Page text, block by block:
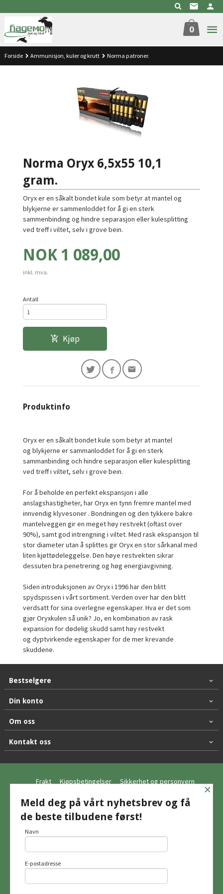
til
innholdet
0
Forside Ammunisjon, kuler og krutt Norma patroner.
Norma Oryx 6,5x55 10,1
gram.
Oryx er en såkalt bondet kule som betyr at mantel og
blykjerne er sammenloddet for å gi en sterk
sammenbinding og hindre separasjon eller kulesplitting
ved treff i viltet, selv i grove bein.
Pris
NOK 1 089,00
inkl. mva.
Antall
Kjøp
Produktinfo
Oryx er en såkalt bondet kule som betyr at mantel
og blykjerne er sammanloddet for å gi en sterk
sammanbinding och hindre separasjon eller kulesplitting
ved treff i viltet, selv i grove bein.
For å beholde en perfekt ekspansjon i alle
anslagshastigheter, har Oryx en tynn fremre mantel med
innvendig klyvesoner . Bondningen og den tykkere bakre
mantelveggen gir en meget høy restvekt (oftast over
90%), samt god intrengning i viltet. Med rask ekspansjon til
stor diameter utan å splittes gir Oryx en stor sårkanal med
liten kjøttødeleggelse. Den høye restvekten sikrar
dessuten bra penetrering og høg energiavgivning.
Siden introduksjonen av Oryx i 1996 har den blitt
spydspissen i vårt sortiment. Verden over har den blitt
verdsatt for sina overlegne egenskaper. Hva er det som
gjør Oryxkulen så unik? Jo, en kombination av rask
expansion for dødelig skudd samt høy restvekt
og dyptvirkende egenskaper for de mer krevande
skuddene.
Bestselgere
Din konto
Om oss
Kontakt oss
Frakt Kjøpsbetingelser Sikkerhet og personvern
Nyhetsbrev
© Hagemo Jakt og Friluft AS
Vår nettbutikk bruker cookies slik at du
×
Meld deg på vårt nyhetsbrev og få
de beste tilbudene først!
Navn
E-postadresse